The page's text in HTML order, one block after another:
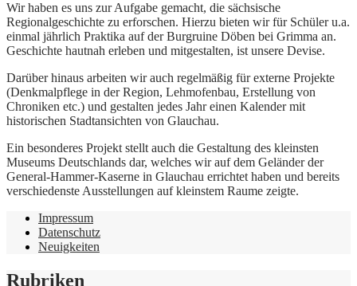
Wir haben es uns zur Aufgabe gemacht, die sächsische
Regionalgeschichte zu erforschen. Hierzu bieten wir für Schüler u.a.
einmal jährlich Praktika auf der Burgruine Döben bei Grimma an.
Geschichte hautnah erleben und mitgestalten, ist unsere Devise.
Darüber hinaus arbeiten wir auch regelmäßig für externe Projekte
(Denkmalpflege in der Region, Lehmofenbau, Erstellung von
Chroniken etc.) und gestalten jedes Jahr einen Kalender mit
historischen Stadtansichten von Glauchau.
Ein besonderes Projekt stellt auch die Gestaltung des kleinsten
Museums Deutschlands dar, welches wir auf dem Geländer der
General-Hammer-Kaserne in Glauchau errichtet haben und bereits
verschiedenste Ausstellungen auf kleinstem Raume zeigte.
Impressum
Datenschutz
Neuigkeiten
Rubriken